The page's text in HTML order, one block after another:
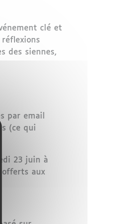
clé et
des siennes,
par email
(ce qui
23 juin à
offerts aux